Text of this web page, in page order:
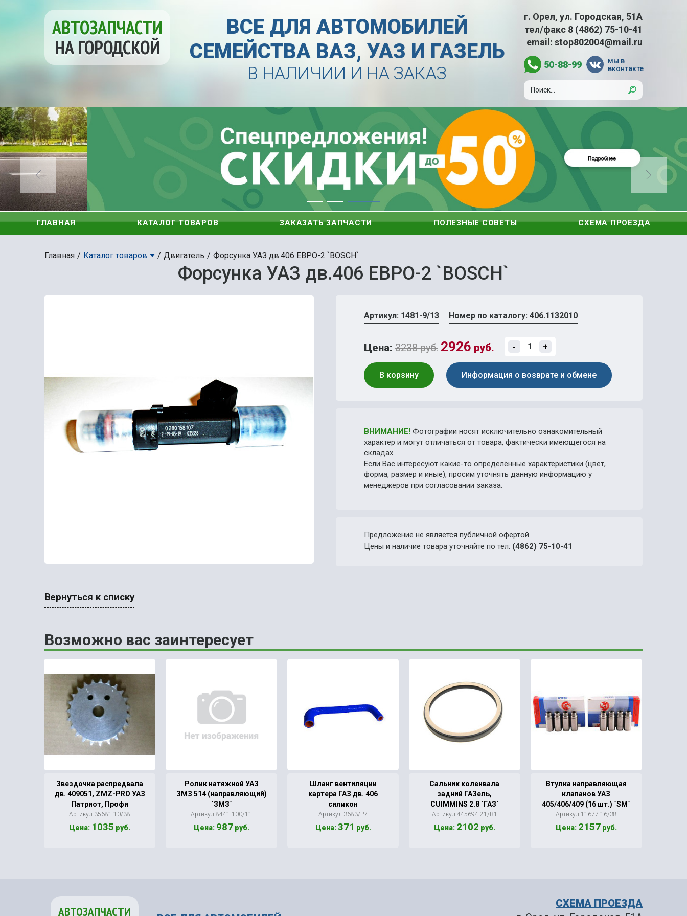
АВТОЗАПЧАСТИ
НА ГОРОДСКОЙ
ВСЕ ДЛЯ АВТОМОБИЛЕЙ
СЕМЕЙСТВА ВАЗ, УАЗ И ГАЗЕЛЬ
В НАЛИЧИИ И НА ЗАКАЗ
г. Орел, ул. Городская, 51А
тел/факс 8 (4862) 75-10-41
email: stop802004@mail.ru
50-88-99
мы в
вконтакте
ГЛАВНАЯ КАТАЛОГ ТОВАРОВ ЗАКАЗАТЬ ЗАПЧАСТИ ПОЛЕЗНЫЕ СОВЕТЫ СХЕМА ПРОЕЗДА
Главная Каталог товаров Двигатель Форсунка УАЗ дв.406 ЕВРО-2 `BOSCH`
Форсунка УАЗ дв.406 ЕВРО-2 `BOSCH`
Артикул: 1481-9/13 Номер по каталогу: 406.1132010
Цена: 3238 руб. 2926 руб. - +
В корзину Информация о возврате и обмене
ВНИМАНИЕ!Фотографии носят исключительно ознакомительный
характер и могут отличаться от товара, фактически имеющегося на
складах.
Если Вас интересуют какие-то определённые характеристики (цвет,
форма, размер и иные), просим уточнять данную информацию у
менеджеров при согласовании заказа.
Предложение не является публичной офертой.
Цены и наличие товара уточняйте по тел: (4862) 75-10-41
Вернуться к списку
Возможно вас заинтересует
Звездочка распредвала
дв. 409051, ZMZ-PRO УАЗ
Патриот, Профи
Артикул 35681-10/38
Цена: 1035 руб.
Ролик натяжной УАЗ
ЗМЗ 514 (направляющий)
`ЗМЗ`
Артикул 8441-100/11
Цена: 987руб.
Шланг вентиляции
картера ГАЗ дв. 406
силикон
Артикул 3683/Р7
Цена:371 руб.
Сальник коленвала
задний ГАЗель,
CUIMMINS 2.8 `ГАЗ`
Артикул 445694-21/В1
Цена: 2102 руб.
Втулка направляющая
клапанов УАЗ
405/406/409 (16 шт.) `SM`
Артикул 11677-16/38
Цена: 2157руб.
АВТОЗАПЧАСТИ
СХЕМА ПРОЕЗДА